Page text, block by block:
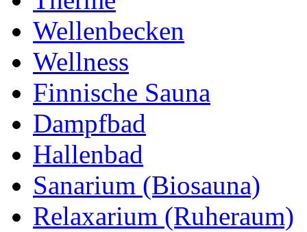
Wellenbecken
Wellness
Finnische Sauna
Dampfbad
Hallenbad
Sanarium (Biosauna)
Relaxarium (Ruheraum)